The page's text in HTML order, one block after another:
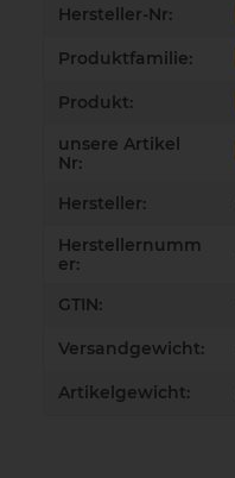
Hersteller-Nr:
Produktfamilie:
Produkt:
unsere Artikel
Nr:
Hersteller:
Herstellernumm
er:
GTIN:
Versandgewicht:
Artikelgewicht: